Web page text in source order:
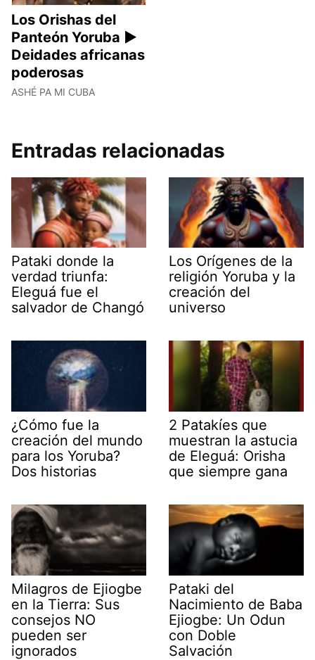
Los Orishas del
Panteón Yoruba ►
Deidades africanas
poderosas
ASHÉ PA MI CUBA
Entradas relacionadas
Pataki donde la
verdad triunfa:
Eleguá fue el
salvador de Changó
Los Orígenes de la
religión Yoruba y la
creación del
universo
¿Cómo fue la
creación del mundo
para los Yoruba?
Dos historias
2 Patakíes que
muestran la astucia
de Eleguá: Orisha
que siempre gana
Milagros de Ejiogbe
en la Tierra: Sus
consejos NO
pueden ser
ignorados
Pataki del
Nacimiento de Baba
Ejiogbe: Un Odun
con Doble
Salvación